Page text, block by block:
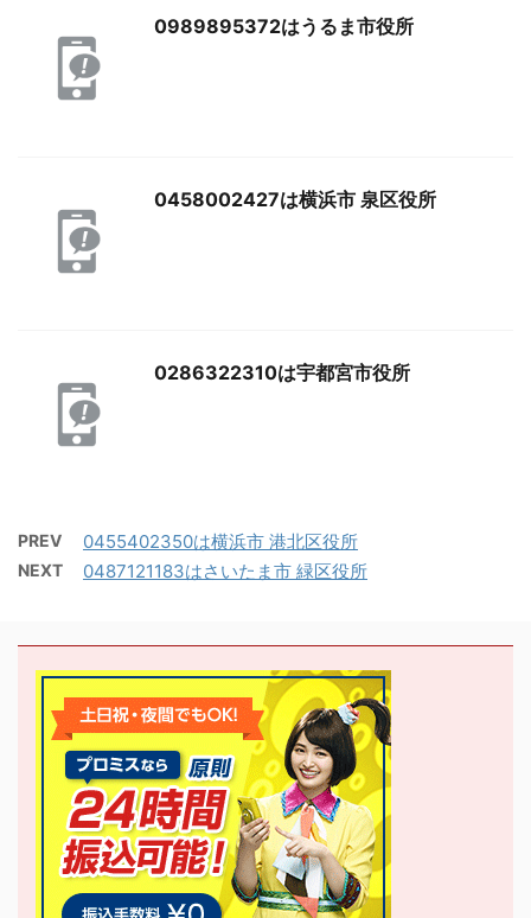
0989895372はうるま市役所
0458002427は横浜市 泉区役所
0286322310は宇都宮市役所
PREV 0455402350は横浜市 港北区役所
NEXT 0487121183はさいたま市 緑区役所